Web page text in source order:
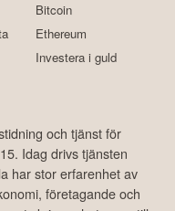
Bitcoin
Ethereum
Investera i guld
och tjänst för
Idag drivs tjänsten
har stor erfarenhet av
företagande och